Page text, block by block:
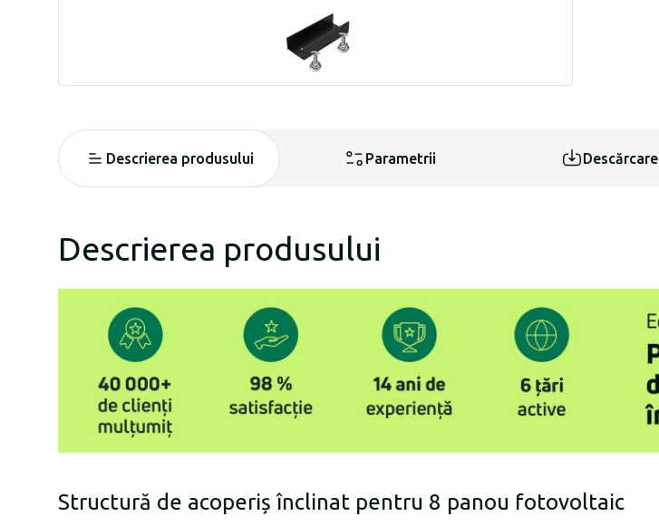
Descrierea produsului Parametrii Descărcare
Descrierea produsului
Structură de acoperiș înclinat pentru 8 panou fotovoltaic